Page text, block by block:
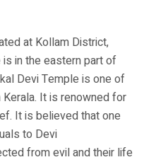
at Kollam District,
is in the eastern part of
Devi Temple is one of
It is renowned for
It is believed that one
to Devi
from evil and their life